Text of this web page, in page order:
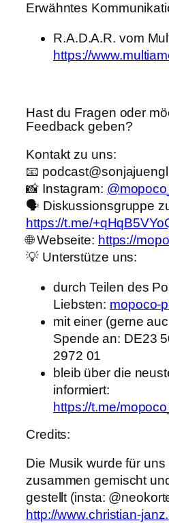
Erwähntes
R.A.D.A.R. vom
https://
Hast du Fragen oder
Feedback geben?
Kontakt zu uns:
📧
📸 Instagram:
🗣️ Diskussionsgruppe
https://t.me/
🌐 Webseite: https://
💡 Unterstütze uns:
durch Teilen des
Liebsten: mopoco-
mit einer (gerne
Spende an: DE23
2972 01
bleib über die
informiert:
https://t.me/
Credits:
Die Musik wurde für
zusammen gemischt
gestellt (insta:
http://www.christian-